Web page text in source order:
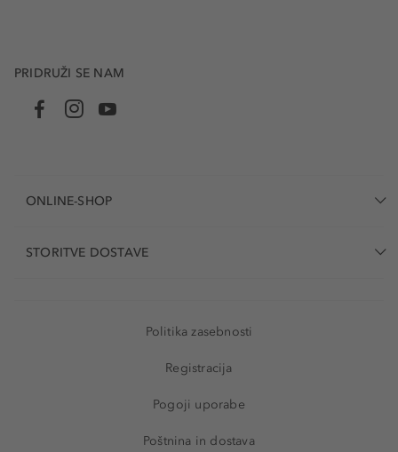
PRIDRUŽI SE NAM
ONLINE-SHOP
STORITVE DOSTAVE
Politika zasebnosti
Registracija
Pogoji uporabe
Poštnina in dostava